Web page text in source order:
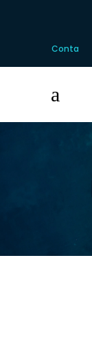
Conta